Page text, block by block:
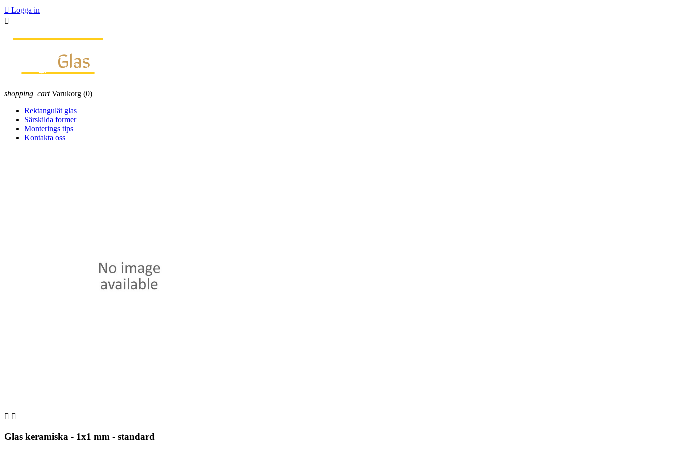
 Logga in

shopping_cart Varukorg (0)
Rektangulät glas
Särskilda former
Monterings tips
Kontakta oss
 
Glas keramiska - 1x1 mm - standard